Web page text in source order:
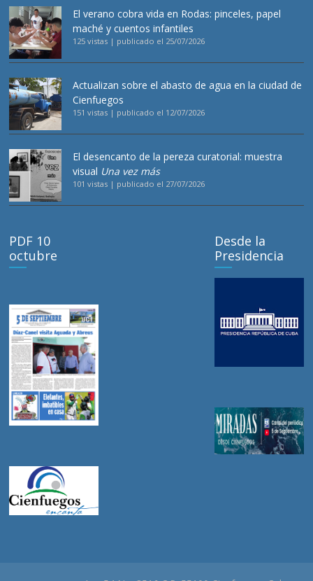
El verano cobra vida en Rodas: pinceles, papel
maché y cuentos infantiles
125 vistas | publicado el 25/07/2026
Actualizan sobre el abasto de agua en la ciudad de
Cienfuegos
151 vistas | publicado el 12/07/2026
El desencanto de la pereza curatorial: muestra
visual Una vez más
101 vistas | publicado el 27/07/2026
PDF 10
octubre
Desde la
Presidencia